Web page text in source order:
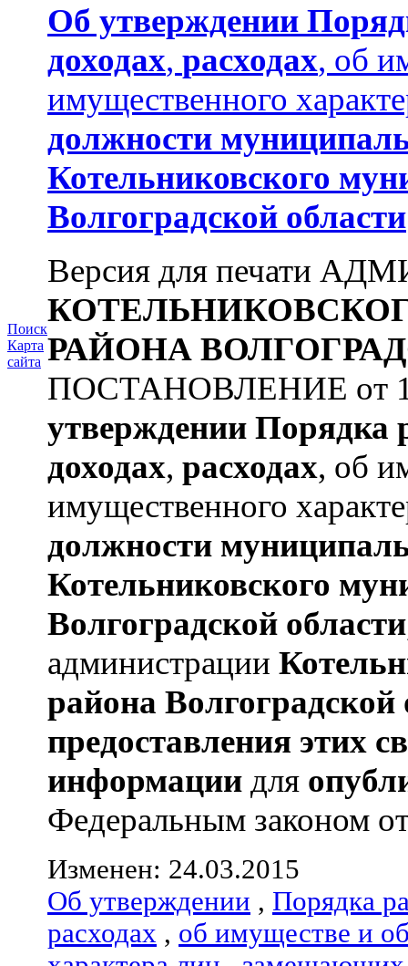
Поиск
Карта
сайта
Об утверждении
доходах, расходах, об
имущественного
должности
Котельниковского
Волгоградской области
Версия для печати
РАЙОНА
ПОСТАНОВЛЕНИЕ от
утверждении Порядка
доходах, расходах, об
имущественного
должности
Котельниковского
Волгоградской области
администрации
района Волгоградской
предоставления этих
информации для
Федеральным законом
Изменен: 24.03.2015
Об утверждении , Порядка
расходах , об имуществе и